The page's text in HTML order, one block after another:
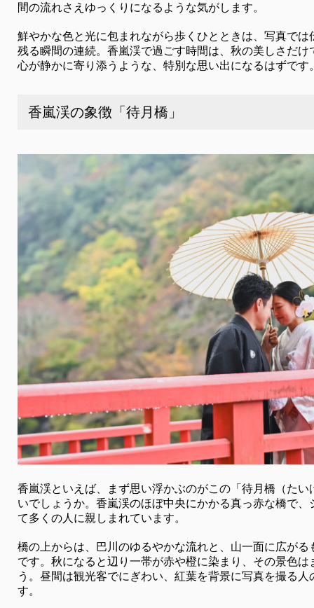
間の流れさえゆっくりになるような気がします。
鮮やかな色と光に包まれながら歩くひとときは、写真では
残る瞬間の連続。香嵐渓で過ごす時間は、秋の美しさだけ
心が静かに寄り添うような、特別な思い出になるはずです
香嵐渓の象徴「待月橋」
香嵐渓といえば、まず思い浮かぶのがこの「待月橋（たい
いでしょうか。香嵐渓のほぼ中央にかかる真っ赤な橋で、
て多くの人に親しまれています。
橋の上からは、巴川のゆるやかな流れと、山一面に広がる
です。秋になると辺り一帯が赤や橙に染まり、その景色は
う。昼間は観光客でにぎわい、紅葉を背景に写真を撮る人
す。